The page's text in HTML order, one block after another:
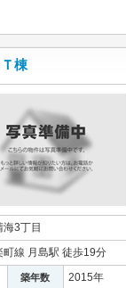
棟
海3丁目
町線 月島駅 徒歩19分
築年数 2015年